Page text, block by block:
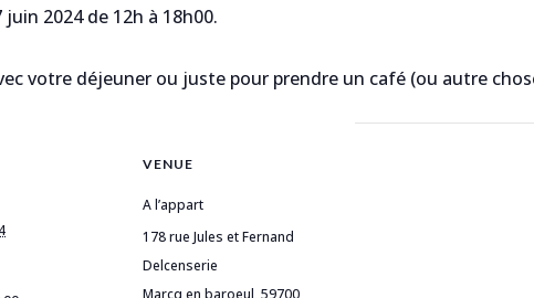
juin 2024 de 12h à 18h00.
votre déjeuner ou juste pour prendre un café (ou autre
VENUE
A l’appart
178 rue Jules et Fernand
Delcenserie
Marcq en baroeul,59700